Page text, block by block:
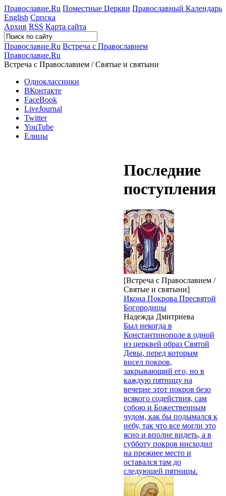
Православие.Ru Поместные Церкви Православный Календарь
English Српска
Архив RSS Карта сайта
Православие.Ru Встреча с Православием
Православие.Ru
Встреча с Православием / Святые и святыни
Одноклассники
ВКонтакте
FaceBook
LiveJournal
Twitter
YouTube
Елицы
Последние
поступления
[Встреча с Православием /
Святые и святыни]
Икона Покрова Пресвятой
Богородицы
Надежда Дмитриева
Был некогда в
Константинополе в одной
из церквей образ Святой
Девы, перед которым
висел покров,
закрывающий его, но в
каждую пятницу на
вечерне этот покров безо
всякого содействия, сам
собою и Божественным
чудом, как бы подымался к
небу, так что все могли это
ясно и вполне видеть, а в
субботу покров нисходил
на прежнее место и
оставался там до
следующей пятницы.